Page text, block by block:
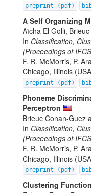
preprint (pdf)
A Self Organizing
Aïcha El Golli,
In Classification,
(Proceedings of
F. R. McMorris, P.
Chicago, Illinois
preprint (pdf)
Phoneme
Perceptron
Brieuc Conan-Guez
In Classification,
(Proceedings of
F. R. McMorris, P.
Chicago, Illinois
preprint (pdf)
Clustering